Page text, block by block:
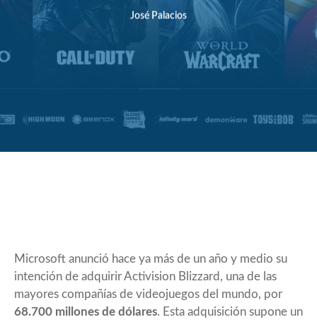
José Palacios
Microsoft anunció hace ya más de un año y medio su
intención de adquirir Activision Blizzard, una de las
mayores compañías de videojuegos del mundo, por
68.700 millones de dólares. Esta adquisición supone un